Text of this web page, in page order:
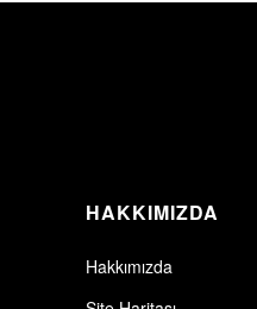
HAKKIMIZDA
Hakkımızda